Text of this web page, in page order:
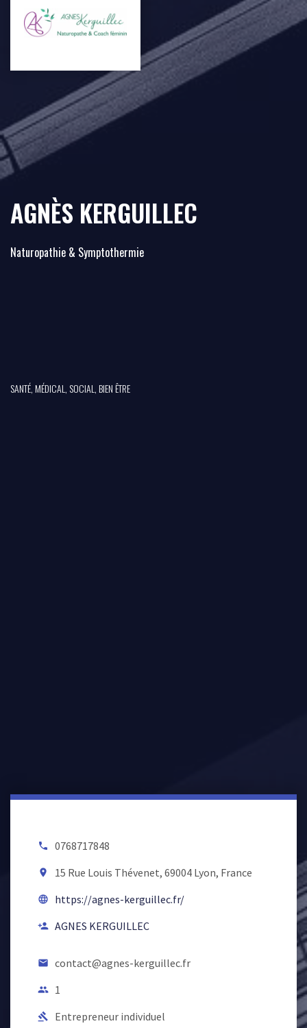
AGNÈS KERGUILLEC
Naturopathie & Symptothermie
SANTÉ, MÉDICAL, SOCIAL, BIEN ÊTRE
local_phone 0768717848
room 15 Rue Louis Thévenet, 69004 Lyon, France
language https://agnes-kerguillec.fr/
person_add AGNES KERGUILLEC
email contact@agnes-kerguillec.fr
people 1
gavel Entrepreneur individuel